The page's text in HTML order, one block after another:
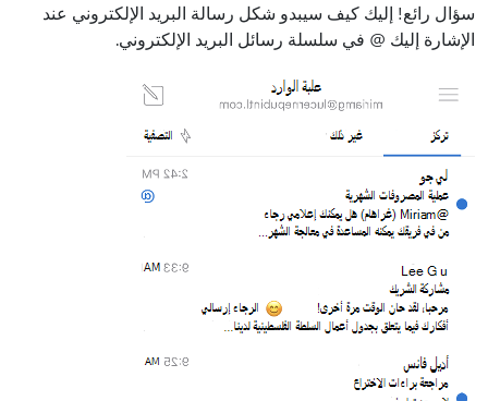
سؤال رائع! إليك كيف سيبدو شكل رسالة البريد الإلكتروني عند
الإشارة إليك @ في سلسلة رسائل البريد الإلكتروني.